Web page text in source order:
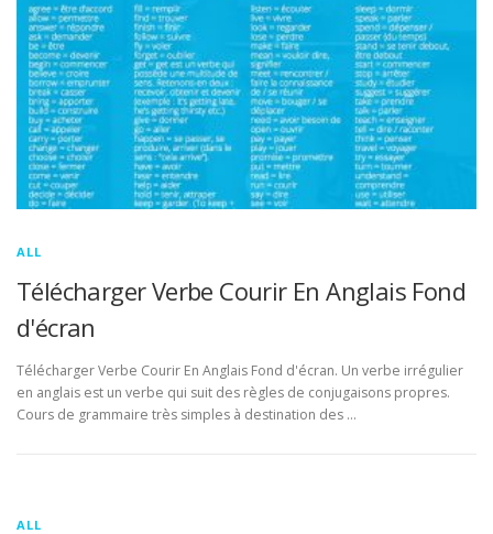
ALL
Télécharger Verbe Courir En Anglais Fond
d'écran
Télécharger Verbe Courir En Anglais Fond d'écran. Un verbe irrégulier
en anglais est un verbe qui suit des règles de conjugaisons propres.
Cours de grammaire très simples à destination des …
ALL